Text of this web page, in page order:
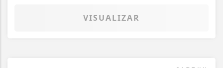
VISUALIZAR